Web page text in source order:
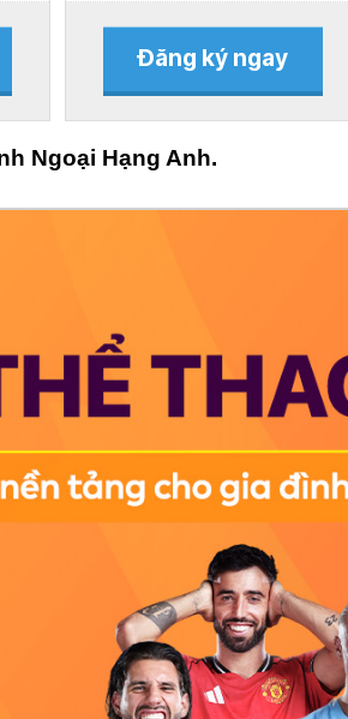
Đăng ký ngay
Ngoại Hạng Anh.